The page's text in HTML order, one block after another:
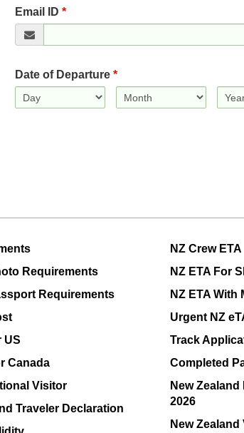
Email ID*
Date of Departure*
Requirements
Requirements
US
Canada
Visitor
Traveler Declaration
NZ Crew ETA
NZ ETA For
NZ ETA With
Urgent NZ
Track
Completed
New
2026
New